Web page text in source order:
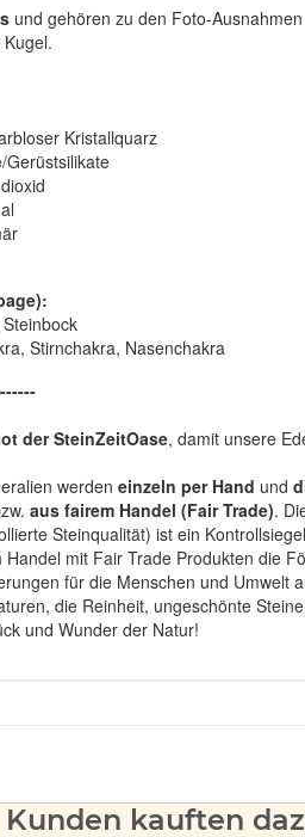
und gehören zu den Foto-
Kristallquarz
Gerüstsilikate
Stirnchakra, Nasenchakra
der SteinZeitOase, damit unsere
werden einzeln per Hand und
aus fairem Handel (Fair Trade).
Steinqualität) ist ein
mit Fair Trade Produkten die
für die Menschen und Umwelt
die Reinheit, ungeschönte
und Wunder der Natur!
Kunden kauften